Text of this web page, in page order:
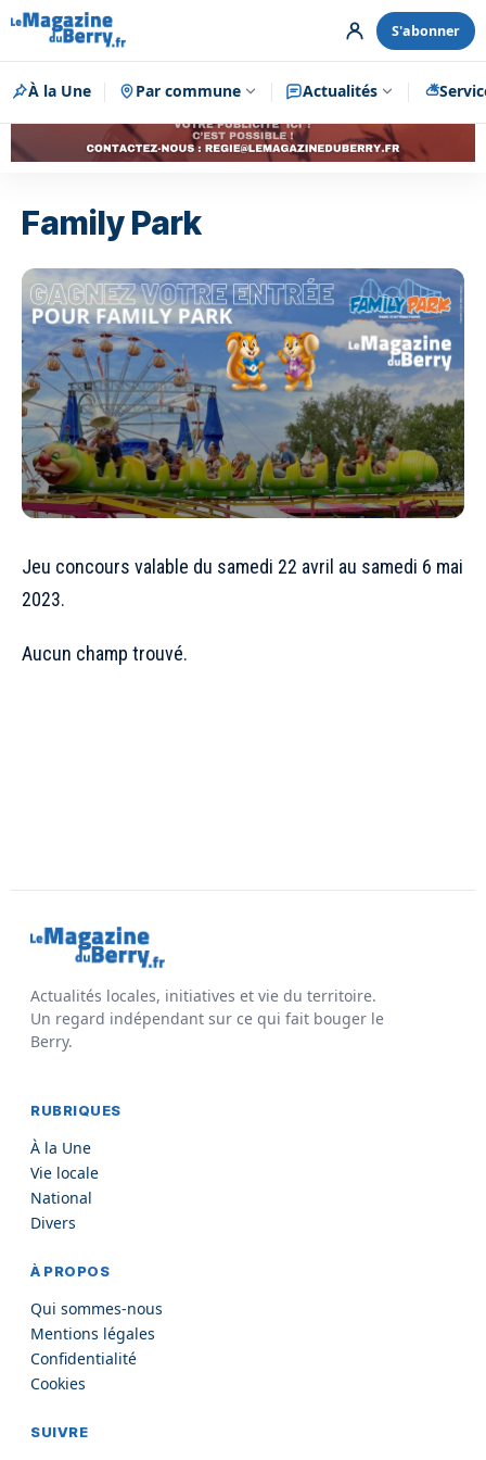
S'abonner
À la Une Par commune Actualités
Publicité
Family Park
Jeu concours valable du samedi 22 avril au samedi 6 mai
2023.
Aucun champ trouvé.
Actualités locales, initiatives et vie du territoire.
Un regard indépendant sur ce qui fait bouger le
Berry.
RUBRIQUES
À la Une
Vie locale
National
Divers
À PROPOS
Qui sommes-nous
Mentions légales
Confidentialité
Cookies
SUIVRE